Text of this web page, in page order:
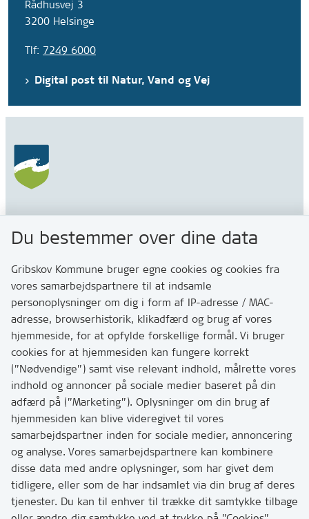
Rådhusvej 3
3200 Helsinge
Tlf: 7249 6000
Digital post til Natur, Vand og Vej
Gribskov Kommune
Rådhusvej 3
3200 Helsinge
Kontakt
Skriv til os via Digital Post
Har du brug for at komme i kontakt med os? Se her
hvordan
Tip os om huller i vejen eller andet
T:7249 6000
Bemærk: vi har mange opkald mellem kl. 10 og 11
Links
Tilgængelighedserklæring
Du bestemmer over dine data
Gribskov Kommune bruger egne cookies og cookies fra
vores samarbejdspartnere til at indsamle
personoplysninger om dig i form af IP-adresse / MAC-
adresse, browserhistorik, klikadfærd og brug af vores
hjemmeside, for at opfylde forskellige formål. Vi bruger
cookies for at hjemmesiden kan fungere korrekt
(”Nødvendige”) samt vise relevant indhold, målrette vores
indhold og annoncer på sociale medier baseret på din
adfærd på (”Marketing”). Oplysninger om din brug af
hjemmesiden kan blive videregivet til vores
samarbejdspartner inden for sociale medier, annoncering
og analyse. Vores samarbejdspartnere kan kombinere
disse data med andre oplysninger, som har givet dem
tidligere, eller som de har indsamlet via din brug af deres
tjenester. Du kan til enhver til trække dit samtykke tilbage